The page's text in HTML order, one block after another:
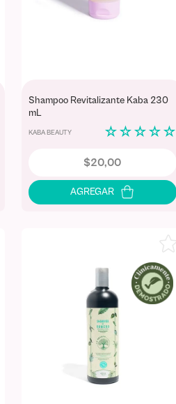
Shampoo Revitalizante Kaba 230
mL
KABA BEAUTY ☆ ☆ ☆ ☆ ☆
$20,00